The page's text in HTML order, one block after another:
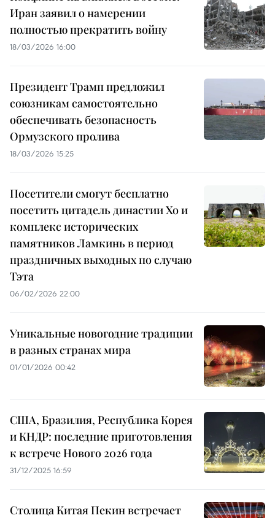
Иран заявил о намерении
полностью прекратить войну
18/03/2026 16:00
Президент Трамп предложил
союзникам самостоятельно
обеспечивать безопасность
Ормузского пролива
18/03/2026 15:25
Посетители смогут бесплатно
посетить цитадель династии Хо и
комплекс исторических
памятников Ламкинь в период
праздничных выходных по случаю
Тэта
06/02/2026 22:00
Уникальные новогодние традиции
в разных странах мира
01/01/2026 00:42
США, Бразилия, Республика Корея
и КНДР: последние приготовления
к встрече Нового 2026 года
31/12/2025 16:59
Столица Китая Пекин встречает